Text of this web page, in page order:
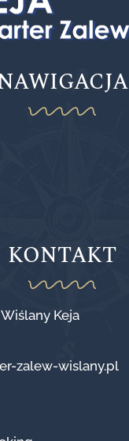
KONTAKT
Keja
zalew-wislany.pl